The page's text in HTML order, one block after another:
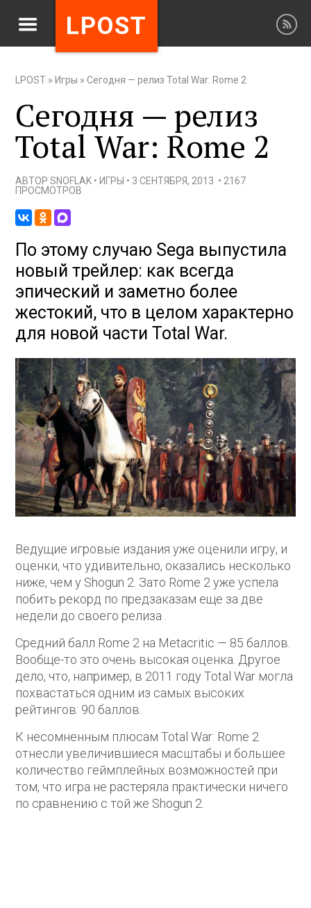
LPOST
LPOST » Игры »Сегодня — релиз Total War: Rome 2
Сегодня — релиз
Total War: Rome 2
АВТОРSNOFLAK • ИГРЫ • 3 СЕНТЯБРЯ, 2013 • 2167
ПРОСМОТРОВ
По этому случаю Sega выпустила
новый трейлер: как всегда
эпический и заметно более
жестокий, что в целом характерно
для новой части Total War.
Ведущие игровые издания уже оценили игру, и
оценки, что удивительно, оказались несколько
ниже, чем у Shogun 2. Зато Rome 2 уже успела
побить рекорд по предзаказам еще за две
недели до своего релиза .
Средний балл Rome 2 на Metacritic — 85 баллов.
Вообще-то это очень высокая оценка. Другое
дело, что, например, в 2011 году Total War могла
похвастаться одним из самых высоких
рейтингов: 90 баллов.
К несомненным плюсам Total War: Rome 2
отнесли увеличившиеся масштабы и большее
количество геймплейных возможностей при
том, что игра не растеряла практически ничего
по сравнению с той же Shogun 2.